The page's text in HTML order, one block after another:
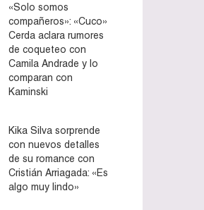
«Solo somos
compañeros»: «Cuco»
Cerda aclara rumores
de coqueteo con
Camila Andrade y lo
comparan con
Kaminski
Kika Silva sorprende
con nuevos detalles
de su romance con
Cristián Arriagada: «Es
algo muy lindo»